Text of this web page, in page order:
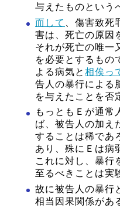
与えたものという
而して
、傷害致
害は、死亡の原因
それが死亡の唯一
を必要とするもの
よる病気と 相俟っ
告人の暴行による
を与えたことを否
もっともＥが通常
ば、被告人の加え
することは稀であ
あり、殊にＥは病
これに対し、暴行
至るべきことは実
故に被告人の暴行
相当因果関係があ